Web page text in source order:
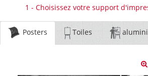
1 - Choisissez votre support
Posters Toiles